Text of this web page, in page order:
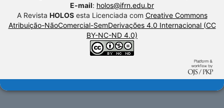
E-mail: holos@ifrn.edu.br
A Revista HOLOSesta Licenciada com Creative Commons
Atribuição-NãoComercial-SemDerivações 4.0 Internacional (CC
BY-NC-ND 4.0)